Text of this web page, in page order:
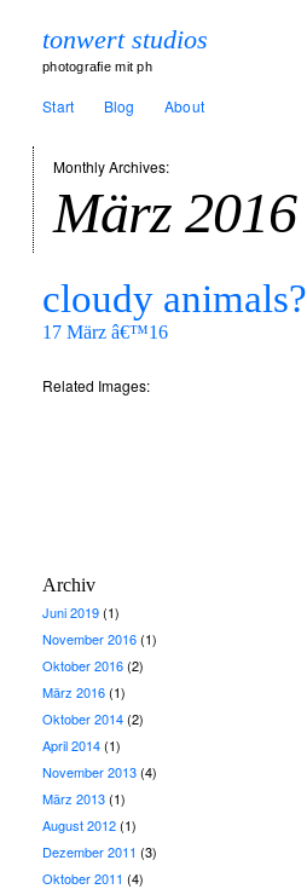
tonwert studios
photografie mit ph
Start Blog About
Monthly Archives:
März 2016
cloudy animals?
17 März â€™16
Related Images:
Archiv
Juni 2019(1)
November 2016(1)
Oktober 2016(2)
März 2016(1)
Oktober 2014(2)
April 2014(1)
November 2013(4)
März 2013(1)
August 2012(1)
Dezember 2011 (3)
Oktober 2011 (4)